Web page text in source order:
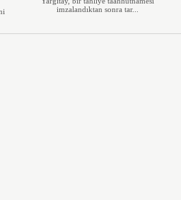
imzalandıktan sonra tar...